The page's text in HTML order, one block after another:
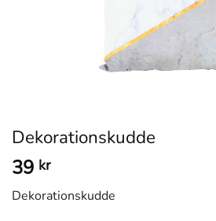
Dekorationskudde
39 kr
Dekorationskudde